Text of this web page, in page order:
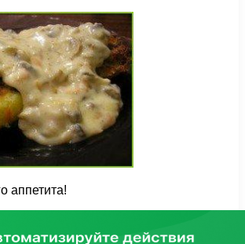
аппетита!